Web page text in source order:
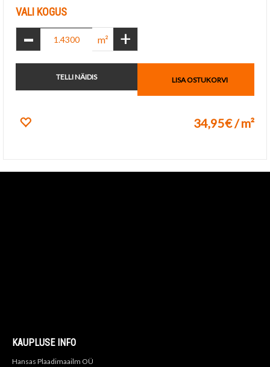
VALI KOGUS
- m² +
TELLI NÄIDIS LISA OSTUKORVI
34,95€ / m²
KAUPLUSE INFO
Hansas Plaadimaailm OÜ